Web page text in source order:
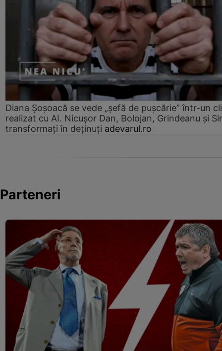
Diana Șoșoacă se vede „șefă de pușcărie” într-un
realizat cu AI. Nicușor Dan, Bolojan, Grindeanu și
transformați în deținuți adevarul.ro
Parteneri